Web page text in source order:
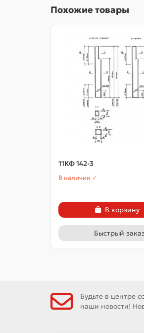
Похожие товары
11КФ 142-3
В наличии ✓
В корзину
Быстрый
Будьте в центре
наши новости!